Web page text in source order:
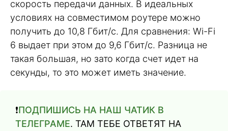
скорость передачи данных. В идеальных
условиях на совместимом роутере можно
получить до 10,8 Гбит/с. Для сравнения: Wi-Fi
6 выдает при этом до 9,6 Гбит/с. Разница не
такая большая, но зато когда счет идет на
секунды, то это может иметь значение.
❗️ПОДПИШИСЬ НА НАШ ЧАТИК В
ТЕЛЕГРАМЕ. ТАМ ТЕБЕ ОТВЕТЯТ НА